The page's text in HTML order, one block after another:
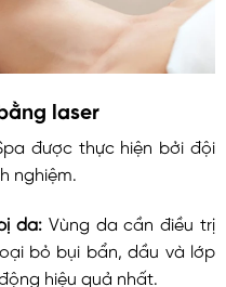
laser
được thực hiện bởi đội
nghiệm.
da: Vùng da cần điều trị
bỏ bụi bẩn, dầu và lớp
hiệu quả nhất.